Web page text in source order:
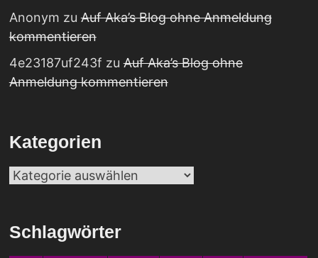
Anonym zuAuf Aka’s Blog ohne Anmeldung
kommentieren
4e23187uf243f zuAuf Aka’s Blog ohne
Anmeldung kommentieren
Kategorien
Kategorien
Schlagwörter